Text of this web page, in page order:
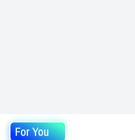
For You